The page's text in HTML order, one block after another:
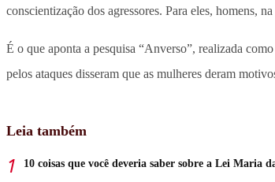
conscientização dos agressores. Para eles, homens,
É o que aponta a pesquisa “Anverso”, realizada
pelos ataques disseram que as mulheres deram
Leia também
10 coisas que você deveria saber sobre a Lei Maria